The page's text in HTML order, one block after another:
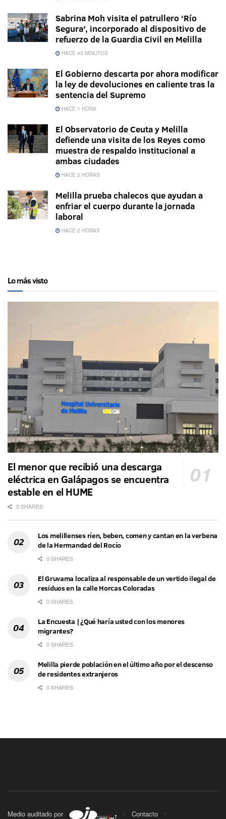
Sabrina Moh visita el patrullero ‘Río
Segura’, incorporado al dispositivo de
refuerzo de la Guardia Civil en Melilla
HACE 43 MINUTOS
El Gobierno descarta por ahora modificar
la ley de devoluciones en caliente tras la
sentencia del Supremo
HACE 1 HORA
El Observatorio de Ceuta y Melilla
defiende una visita de los Reyes como
muestra de respaldo institucional a
ambas ciudades
HACE 2 HORAS
Melilla prueba chalecos que ayudan a
enfriar el cuerpo durante la jornada
laboral
HACE 2 HORAS
Lo más visto
El menor que recibió una descarga
eléctrica en Galápagos se encuentra
estable en el HUME
0 SHARES
Los melillenses ríen, beben, comen y cantan en la verbena
de la Hermandad del Rocío
0 SHARES
El Gruvama localiza al responsable de un vertido ilegal de
residuos en la calle Horcas Coloradas
0 SHARES
La Encuesta | ¿Qué haría usted con los menores
migrantes?
0 SHARES
Melilla pierde población en el último año por el descenso
de residentes extranjeros
0 SHARES
Medio auditado por Contacto